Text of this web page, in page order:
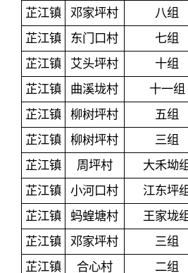
芷江镇
邓家坪村
八组
芷江镇
东门口村
七组
芷江镇
艾头坪村
十组
芷江镇
曲溪垅村
十一组
芷江镇
柳树坪村
五组
芷江镇
柳树坪村
三组
芷江镇
周坪村
大禾坳
芷江镇
小河口村
江东坪
芷江镇
蚂蝗塘村
王家垅
芷江镇
邓家坪村
三组
芷江镇
合心村
二组